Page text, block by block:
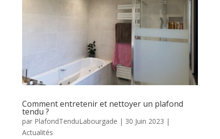
Comment entretenir et nettoyer un plafond
tendu ?
par PlafondTenduLabourgade | 30 Juin 2023 |
Actualités